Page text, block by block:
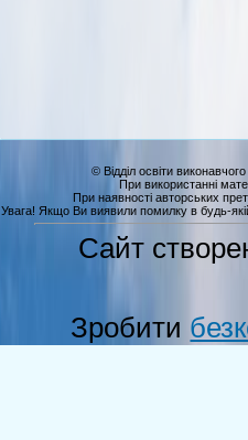
© Відділ освіти
При використанні
При наявності авторських
Увага! Якщо Ви виявили помилку в будь-якій
Сайт
Зробити